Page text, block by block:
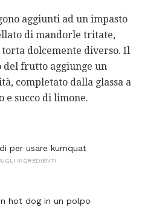
aggiunti ad un impasto
di mandorle tritate,
dolcemente diverso. Il
del frutto aggiunge un
completato dalla glassa a
e succo di limone.
per usare kumquat
INGREDIENTI
hot dog in un polpo